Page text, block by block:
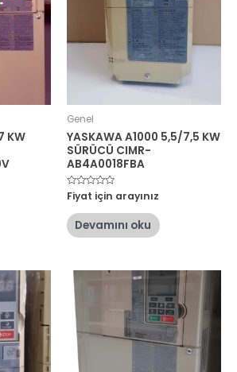
KW
Genel
YASKAWA A1000 5,5/7,5 KW
SÜRÜCÜ CIMR-
AB4A0018FBA
5
üzerinden
oy
aldı
Fiyat için arayınız
Devamını oku